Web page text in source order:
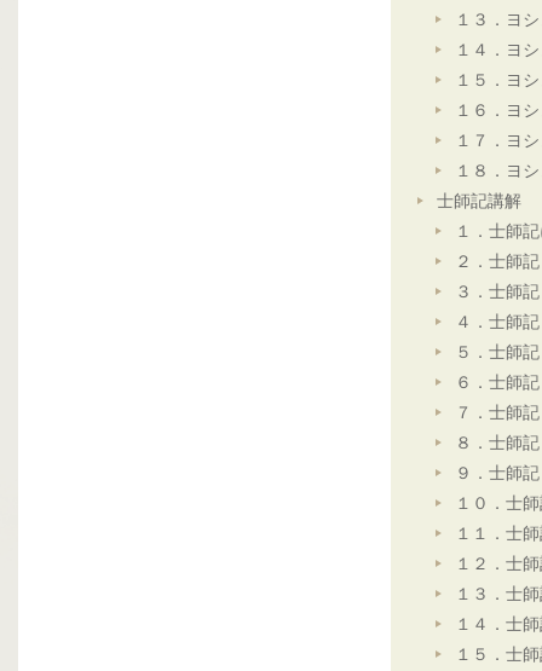
１３．ヨ
１４．ヨ
１５．ヨ
１６．ヨ
１７．ヨ
１８．ヨ
士師記講解
１．士師
２．士師
３．士師
４．士師
５．士師
６．士師
７．士師
８．士師
９．士師
１０．士
１１．士
１２．士
１３．士
１４．士
１５．士